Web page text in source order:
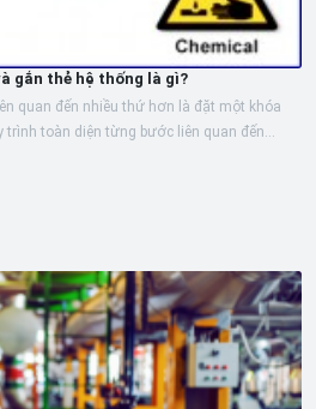
gắn thẻ hệ thống là gì?
quan đến nhiều thứ hơn là đặt một khóa
toàn diện từng bước liên quan đến...